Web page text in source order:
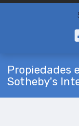
Propiedades
Sotheby's